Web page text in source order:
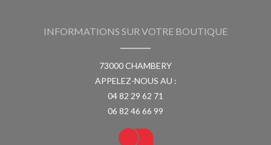
INFORMATIONS SUR VOTRE BOUTIQUE
73000 CHAMBERY
APPELEZ-NOUS AU :
04 82 29 62 71
06 82 46 66 99